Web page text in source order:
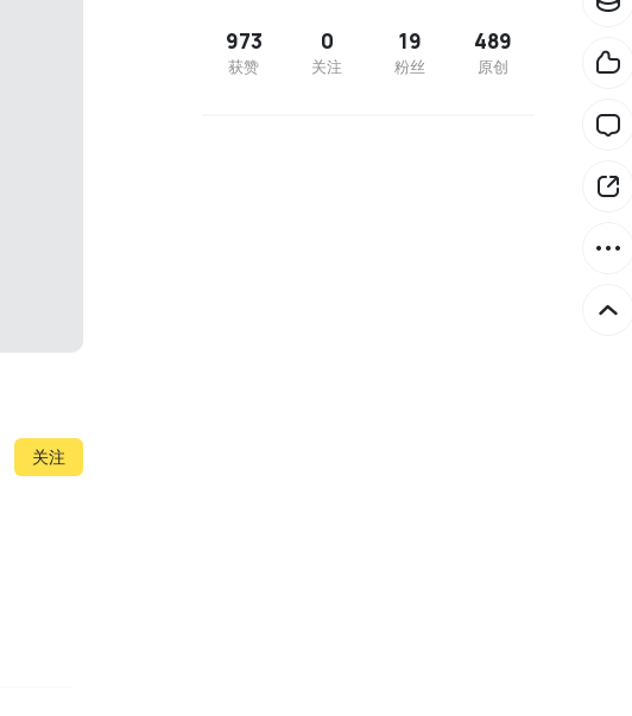
关注
973
获赞
0
关注
19
粉丝
489
原创